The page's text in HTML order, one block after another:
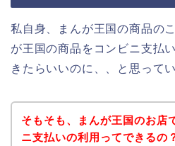
私自身、まんが王国の商品の
が王国の商品をコンビニ支払
きたらいいのに、、と思って
そもそも、まんが王国のお店
ニ支払いの利用ってできるの